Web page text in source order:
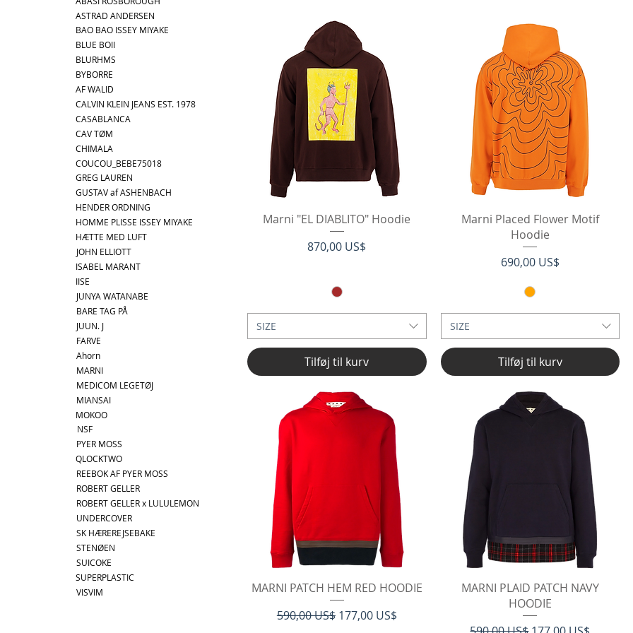
ASTRAD ANDERSEN
BAO BAO ISSEY MIYAKE
BLUE BOII
BLURHMS
BYBORRE
AF WALID
CALVIN KLEIN JEANS EST. 1978
CASABLANCA
CAV TØM
CHIMALA
GREG LAUREN
COUCOU_BEBE75018
GUSTAV af ASHENBACH
HENDER ORDNING
HOMME PLISSE ISSEY MIYAKE
HÆTTE MED LUFT
JOHN ELLIOTT
ISABEL MARANT
IISE
JUNYA WATANABE
BARE TAG PÅ
JUUN. J
FARVE
Ahorn
MARNI
MEDICOM LEGETØJ
MIANSAI
NSF
MOKOO
PYER MOSS
QLOCKTWO
REEBOK AF PYER MOSS
ROBERT GELLER
ROBERT GELLER x LULULEMON
UNDERCOVER
SK HÆREREJSEBAKE
STENØEN
SUICOKE
SUPERPLASTIC
VISVIM
Hurtigvisning
Marni "EL DIABLITO" Hoodie
Pris
870,00 US$
SIZE
Tilføj til kurv
Hurtigvisning
Marni Placed Flower Motif
Hoodie
Pris
690,00 US$
SIZE
Tilføj til kurv
Hurtigvisning
MARNI PATCH HEM RED HOODIE
Regulær pris
590,00 US$ Salgspris
177,00 US$
Hurtigvisning
MARNI PLAID PATCH NAVY
HOODIE